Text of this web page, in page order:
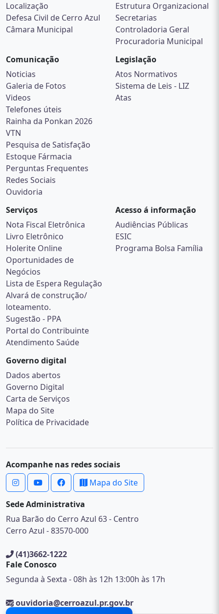
Localização
Defesa Civil de Cerro Azul
Câmara Municipal
Estrutura Organizacional
Secretarias
Controladoria Geral
Procuradoria Municipal
Comunicação
Noticias
Galeria de Fotos
Videos
Telefones úteis
Rainha da Ponkan 2026
VTN
Pesquisa de Satisfação
Estoque Fármacia
Perguntas Frequentes
Redes Sociais
Ouvidoria
Legislação
Atos Normativos
Sistema de Leis - LIZ
Atas
Serviços
Nota Fiscal Eletrônica
Livro Eletrônico
Holerite Online
Oportunidades de
Negócios
Lista de Espera Regulação
Alvará de construção/
loteamento.
Sugestão - PPA
Portal do Contribuinte
Atendimento Saúde
Acesso á informação
Audiências Públicas
ESIC
Programa Bolsa Família
Governo digital
Dados abertos
Governo Digital
Carta de Serviços
Mapa do Site
Política de Privacidade
Acompanhe nas redes sociais
Mapa do Site
Sede Administrativa
Rua Barão do Cerro Azul 63 - Centro
Cerro Azul - 83570-000
(41)3662-1222
Fale Conosco
Segunda à Sexta - 08h às 12h 13:00h às 17h
ouvidoria@cerroazul.pr.gov.br